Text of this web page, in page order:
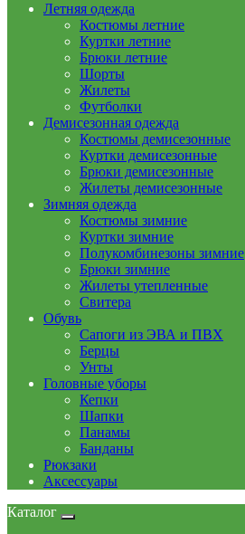
Летняя одежда
Костюмы летние
Куртки летние
Брюки летние
Шорты
Жилеты
Футболки
Демисезонная одежда
Костюмы демисезонные
Куртки демисезонные
Брюки демисезонные
Жилеты демисезонные
Зимняя одежда
Костюмы зимние
Куртки зимние
Полукомбинезоны зимние
Брюки зимние
Жилеты утепленные
Свитера
Обувь
Сапоги из ЭВА и ПВХ
Берцы
Унты
Головные уборы
Кепки
Шапки
Панамы
Банданы
Рюкзаки
Аксессуары
Каталог